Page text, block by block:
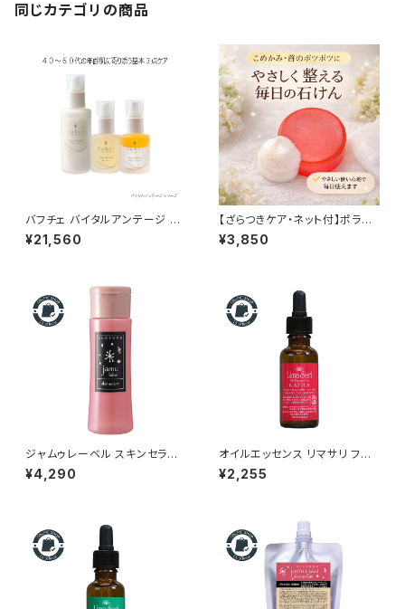
同じカテゴリの商品
バフチェ バイタルアンテージ 年
齢肌 基本3点セット （CMCミル
ク／スキンセラム／2層オイル）
¥21,560
【ざらつきケア・ネット付】ポラリ
スソープ＜枠練り石けん＞イボ
取石鹸 ｜気になるポツポツ・ざ
¥3,850
ジャムゥレーベル スキンセラム
アルシオネ 150ml｜リトルサイ
エンティスト正規品
¥4,290
オイルエッセンス リマサリ フォ
ー カパ｜頭皮のベタつき・ニオ
イ・脂性肌ケア｜お肌にも使え
¥2,255